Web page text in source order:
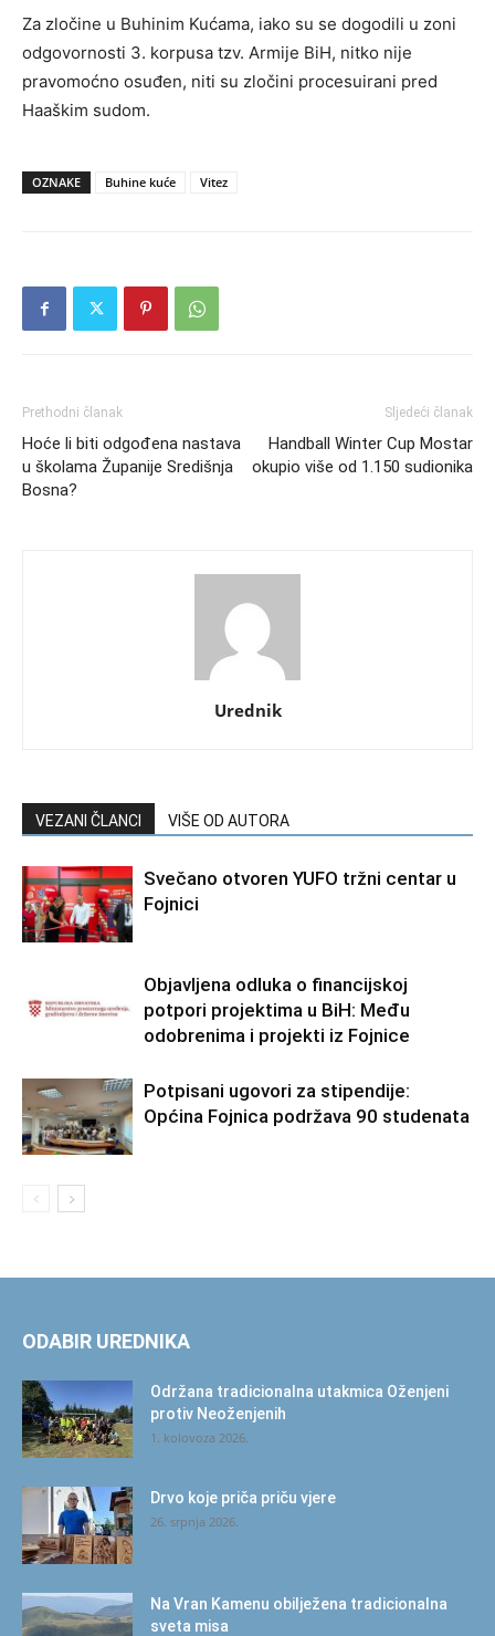
Za zločine u Buhinim Kućama, iako su se dogodili u zoni
odgovornosti 3. korpusa tzv. Armije BiH, nitko nije
pravomoćno osuđen, niti su zločini procesuirani pred
Haaškim sudom.
OZNAKE Buhine kuće Vitez
Prethodni članak
Hoće li biti odgođena nastava
u školama Županije Središnja
Bosna?
Sljedeći članak
Handball Winter Cup Mostar
okupio više od 1.150 sudionika
Urednik
VEZANI ČLANCI VIŠE OD AUTORA
Svečano otvoren YUFO tržni centar u
Fojnici
Objavljena odluka o financijskoj
potpori projektima u BiH: Među
odobrenima i projekti iz Fojnice
Potpisani ugovori za stipendije:
Općina Fojnica podržava 90 studenata
ODABIR UREDNIKA
Održana tradicionalna utakmica Oženjeni
protiv Neoženjenih
1. kolovoza 2026.
Drvo koje priča priču vjere
26. srpnja 2026.
Na Vran Kamenu obilježena tradicionalna
sveta misa